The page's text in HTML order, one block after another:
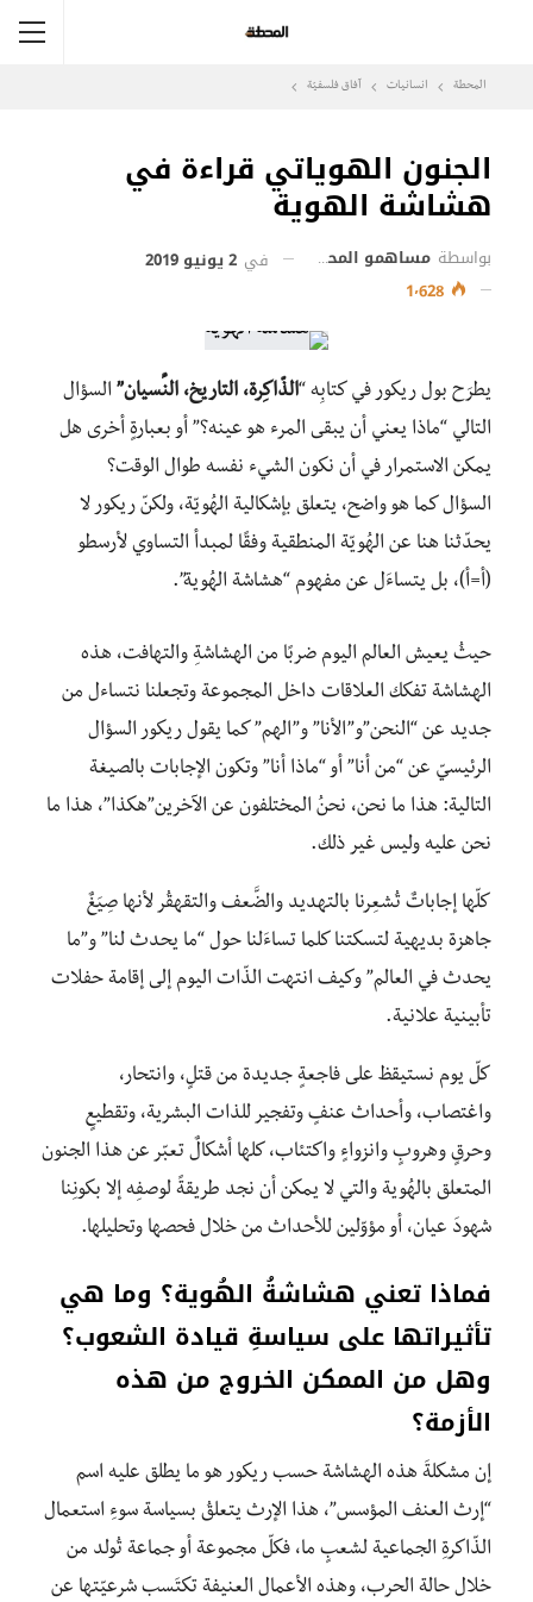
المحطة انسانيات آفاق فلسفيّة‎
الجنون الهوياتي قراءة في
هشاشة الهوية
بواسطة مساهمو المحطة في 2 يونيو 2019
يطرَح بول ريكور في كتابِه “الذّاكِرة، التاريخ، النِّسيان” السؤال
التالي “ماذا يعني أن يبقى المرء هو عينه؟” أو بعبارةٍ أخرى هل
يمكن الاستمرار في أن نكون الشيء نفسه طوال الوقت؟
السؤال كما هو واضح، يتعلق بإشكالية الهُويّة، ولكنّ ريكور لا
يحدّثنا هنا عن الهُويّة المنطقية وفقًا لمبدأ التساوي لأرسطو
(أ=أ)، بل يتساءَل عن مفهوم “هشاشة الهُوية”.
حيثُ يعيش العالم اليوم ضربًا من الهشاشةِ والتهافت، هذه
الهشاشة تفكك العلاقات داخل المجموعة وتجعلنا نتساءل من
جديد عن “النحن”و”الأنا” و”الهم” كما يقول ريكور السؤال
الرئيسيّ عن “من أنا” أو “ماذا أنا” وتكون الإجابات بالصيغة
التالية: هذا ما نحن، نحنُ المختلفون عن الآخرين”هكذا”، هذا ما
نحن عليه وليس غير ذلك.
كلّها إجاباتٌ تُشعِرنا بالتهديد والضَّعف والتقهقُر لأنها صِيَغٌ
جاهزة بديهية لتسكتنا كلما تساءَلنا حول “ما يحدث لنا” و”ما
يحدث في العالم” وكيف انتهت الذّات اليوم إلى إقامة حفلات
تأبينية علانية.
كلّ يوم نستيقظ على فاجعةٍ جديدة من قتلٍ، وانتحار،
واغتصاب، وأحداث عنفٍ وتفجير للذات البشرية، وتقطيعٍ
وحرقٍ وهروبٍ وانزواءٍ واكتئاب، كلها أشكالٌ تعبّر عن هذا الجنون
المتعلق بالهُوية والتي لا يمكن أن نجد طريقةً لوصفِه إلا بكونِنا
شهودَ عيان، أو مؤوّلين للأحداث من خلال فحصها وتحليلها.
فماذا تعني هشاشةُ الهُوية؟ وما هي
تأثيراتها على سياسةِ قيادة الشعوب؟
وهل من الممكن الخروج من هذه
الأزمة؟
إن مشكلةَ هذه الهشاشة حسب ريكور هو ما يطلق عليه اسم
“إرث العنف المؤسس”، هذا الإرث يتعلقُ بسياسة سوءِ استعمال
الذّاكرةِ الجماعية لشعبٍ ما، فكلّ مجموعة أو جماعة تُولد من
خلال حالة الحرب، وهذه الأعمال العنيفة تكتَسب شرعيّتها عن